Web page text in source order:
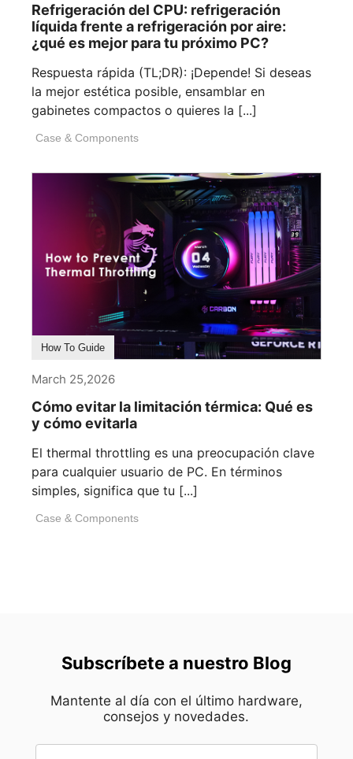
Refrigeración del CPU: refrigeración
líquida frente a refrigeración por aire:
¿qué es mejor para tu próximo PC?
Respuesta rápida (TL;DR): ¡Depende! Si deseas
la mejor estética posible, ensamblar en
gabinetes compactos o quieres la [...]
Case & Components
How To Guide
March 25,2026
Cómo evitar la limitación térmica: Qué es
y cómo evitarla
El thermal throttling es una preocupación clave
para cualquier usuario de PC. En términos
simples, significa que tu [...]
Case & Components
Subscríbete a nuestro Blog
Mantente al día con el último hardware,
consejos y novedades.